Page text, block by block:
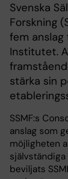
Svenska
Forskning
fem anslag
Institutet.
stärka sin
SSMF:s
anslag som
möjligheten
självständiga
beviljats